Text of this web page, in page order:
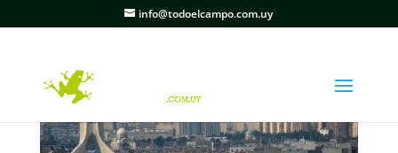
info@todoelcampo.com.uy